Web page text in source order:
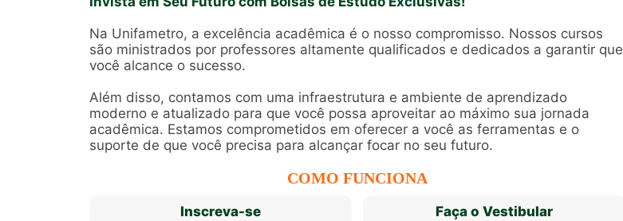
Na Unifametro, a excelência acadêmica é o nosso compromisso. Nossos cursos
são ministrados por professores altamente qualificados e dedicados a garantir que
você alcance o sucesso.
Além disso, contamos com uma infraestrutura e ambiente de aprendizado
moderno e atualizado para que você possa aproveitar ao máximo sua jornada
acadêmica. Estamos comprometidos em oferecer a você as ferramentas e o
suporte de que você precisa para alcançar focar no seu futuro.
COMO FUNCIONA
Inscreva-se Faça o Vestibular